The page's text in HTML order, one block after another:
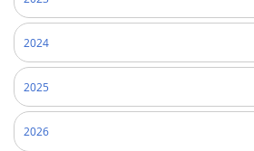
2024
2025
2026